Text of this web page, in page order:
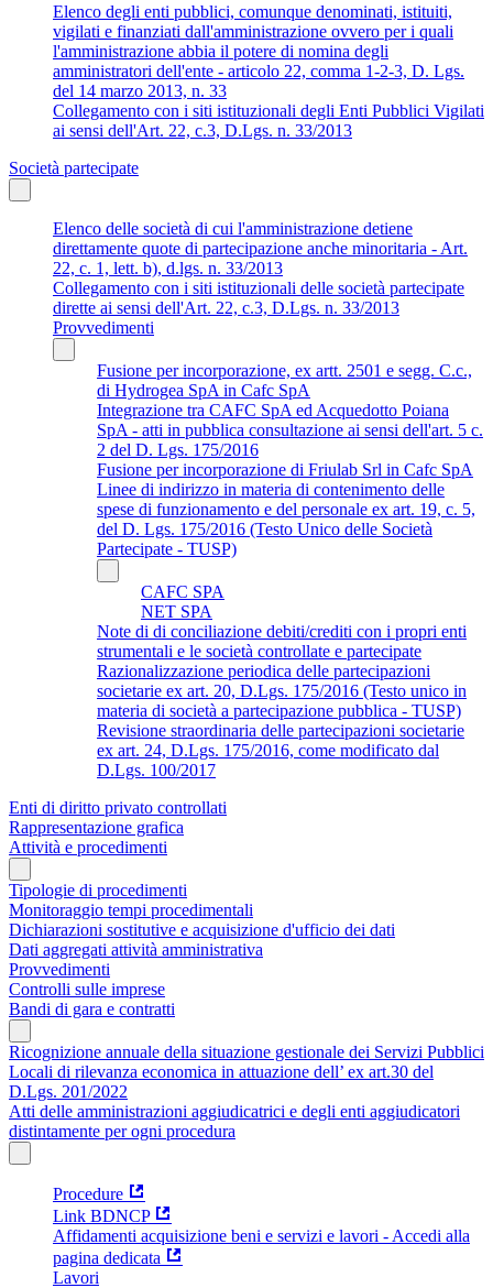
Elenco degli enti pubblici, comunque denominati, istituiti,
vigilati e finanziati dall'amministrazione ovvero per i quali
l'amministrazione abbia il potere di nomina degli
amministratori dell'ente - articolo 22, comma 1-2-3, D. Lgs.
del 14 marzo 2013, n. 33
Collegamento con i siti istituzionali degli Enti Pubblici Vigilati
ai sensi dell'Art. 22, c.3, D.Lgs. n. 33/2013
Società partecipate
Elenco delle società di cui l'amministrazione detiene
direttamente quote di partecipazione anche minoritaria - Art.
22, c. 1, lett. b), d.lgs. n. 33/2013
Collegamento con i siti istituzionali delle società partecipate
dirette ai sensi dell'Art. 22, c.3, D.Lgs. n. 33/2013
Provvedimenti
Fusione per incorporazione, ex artt. 2501 e segg. C.c.,
di Hydrogea SpA in Cafc SpA
Integrazione tra CAFC SpA ed Acquedotto Poiana
SpA - atti in pubblica consultazione ai sensi dell'art. 5 c.
2 del D. Lgs. 175/2016
Fusione per incorporazione di Friulab Srl in Cafc SpA
Linee di indirizzo in materia di contenimento delle
spese di funzionamento e del personale ex art. 19, c. 5,
del D. Lgs. 175/2016 (Testo Unico delle Società
Partecipate - TUSP)
CAFC SPA
NET SPA
Note di di conciliazione debiti/crediti con i propri enti
strumentali e le società controllate e partecipate
Razionalizzazione periodica delle partecipazioni
societarie ex art. 20, D.Lgs. 175/2016 (Testo unico in
materia di società a partecipazione pubblica - TUSP)
Revisione straordinaria delle partecipazioni societarie
ex art. 24, D.Lgs. 175/2016, come modificato dal
D.Lgs. 100/2017
Enti di diritto privato controllati
Rappresentazione grafica
Attività e procedimenti
Tipologie di procedimenti
Monitoraggio tempi procedimentali
Dichiarazioni sostitutive e acquisizione d'ufficio dei dati
Dati aggregati attività amministrativa
Provvedimenti
Controlli sulle imprese
Bandi di gara e contratti
Ricognizione annuale della situazione gestionale dei Servizi Pubblici
Locali di rilevanza economica in attuazione dell’ ex art.30 del
D.Lgs. 201/2022
Atti delle amministrazioni aggiudicatrici e degli enti aggiudicatori
distintamente per ogni procedura
Procedure
Link BDNCP
Affidamenti acquisizione beni e servizi e lavori - Accedi alla
pagina dedicata
Lavori